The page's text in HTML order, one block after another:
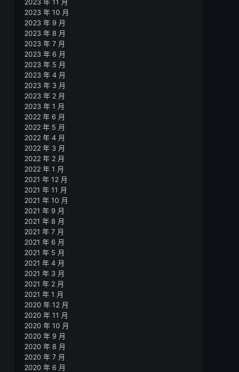
2023 年 11 月
2023 年 10 月
2023 年 9 月
2023 年 8 月
2023 年 7 月
2023 年 6 月
2023 年 5 月
2023 年 4 月
2023 年 3 月
2023 年 2 月
2023 年 1 月
2022 年 6 月
2022 年 5 月
2022 年 4 月
2022 年 3 月
2022 年 2 月
2022 年 1 月
2021 年 12 月
2021 年 11 月
2021 年 10 月
2021 年 9 月
2021 年 8 月
2021 年 7 月
2021 年 6 月
2021 年 5 月
2021 年 4 月
2021 年 3 月
2021 年 2 月
2021 年 1 月
2020 年 12 月
2020 年 11 月
2020 年 10 月
2020 年 9 月
2020 年 8 月
2020 年 7 月
2020 年 6 月